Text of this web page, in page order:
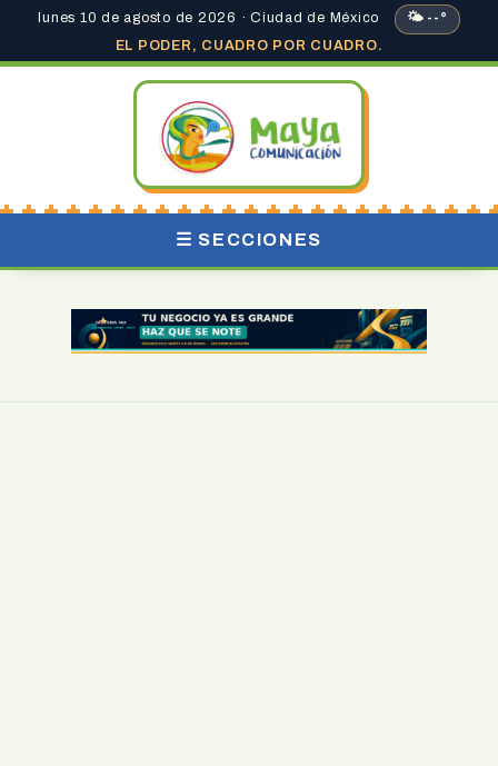
lunes 10 de agosto de 2026 · Ciudad de México
🌤 --°
EL PODER, CUADRO POR CUADRO.
☰ SECCIONES